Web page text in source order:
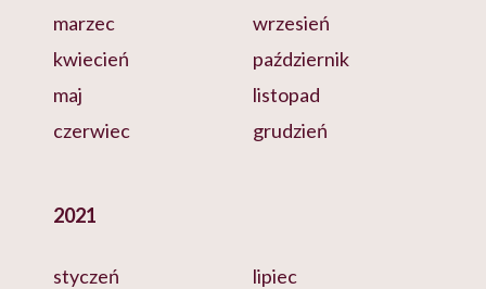
marzec
kwiecień
maj
czerwiec
wrzesień
październik
listopad
grudzień
2021
styczeń
lipiec